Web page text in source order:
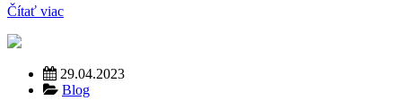
Čítať viac
29.04.2023
Blog